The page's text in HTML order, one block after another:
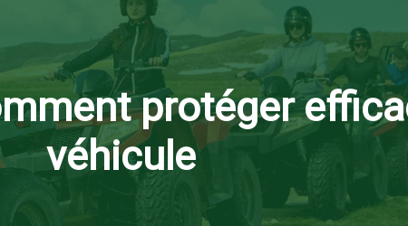
protéger
véhicule